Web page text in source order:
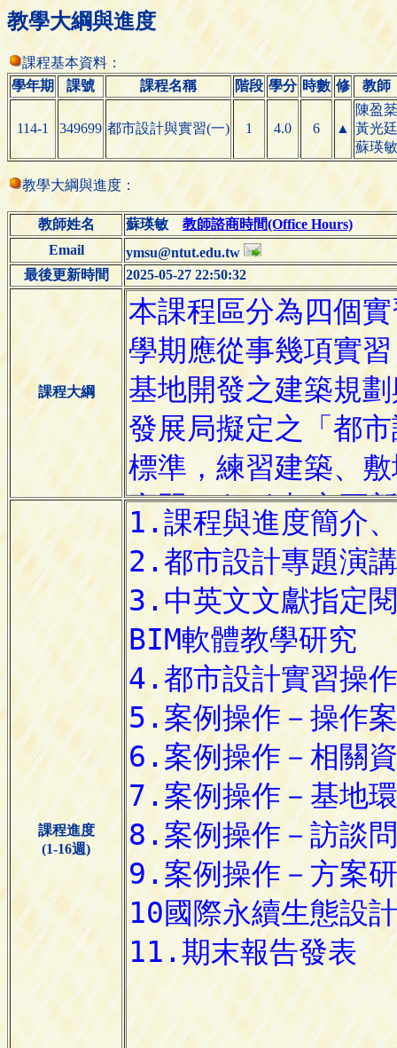
教學大綱與進度
課程基本資料：
學年期
課號 課程名稱 階段 學分 時數 修 教師
114-1 349699 都市設計與實習(一) 1 4.0 6 ▲
陳盈棻
黃光廷
蘇瑛敏
教學大綱與進度：
教師姓名 蘇瑛敏教師諮商時間(Office Hours)
Email
ymsu@ntut.edu.tw
最後更新時間
2025-05-27 22:50:32
課程大綱
課程進度
(1-16週)